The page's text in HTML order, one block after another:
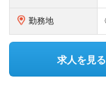
勤務地
求人を見る